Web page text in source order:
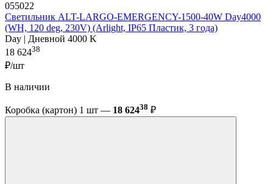
055022
Светильник ALT-LARGO-EMERGENCY-1500-40W Day4000
(WH, 120 deg, 230V) (Arlight, IP65 Пластик, 3 года)
Day | Дневной 4000 K
18 62438
₽/шт
В наличии
Коробка (картон) 1 шт — 18 62438 ₽